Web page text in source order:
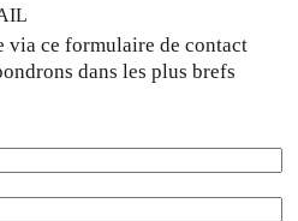
via ce formulaire de contact
dans les plus brefs